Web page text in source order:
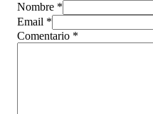
Nombre *
Email *
Comentario *